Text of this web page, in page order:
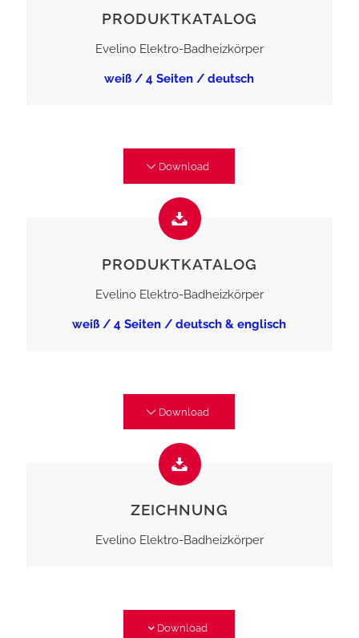
PRODUKTKATALOG
Evelino Elektro-Badheizkörper
weiß / 4 Seiten / deutsch
Download
PRODUKTKATALOG
Evelino Elektro-Badheizkörper
weiß / 4 Seiten / deutsch & englisch
Download
ZEICHNUNG
Evelino Elektro-Badheizkörper
Download